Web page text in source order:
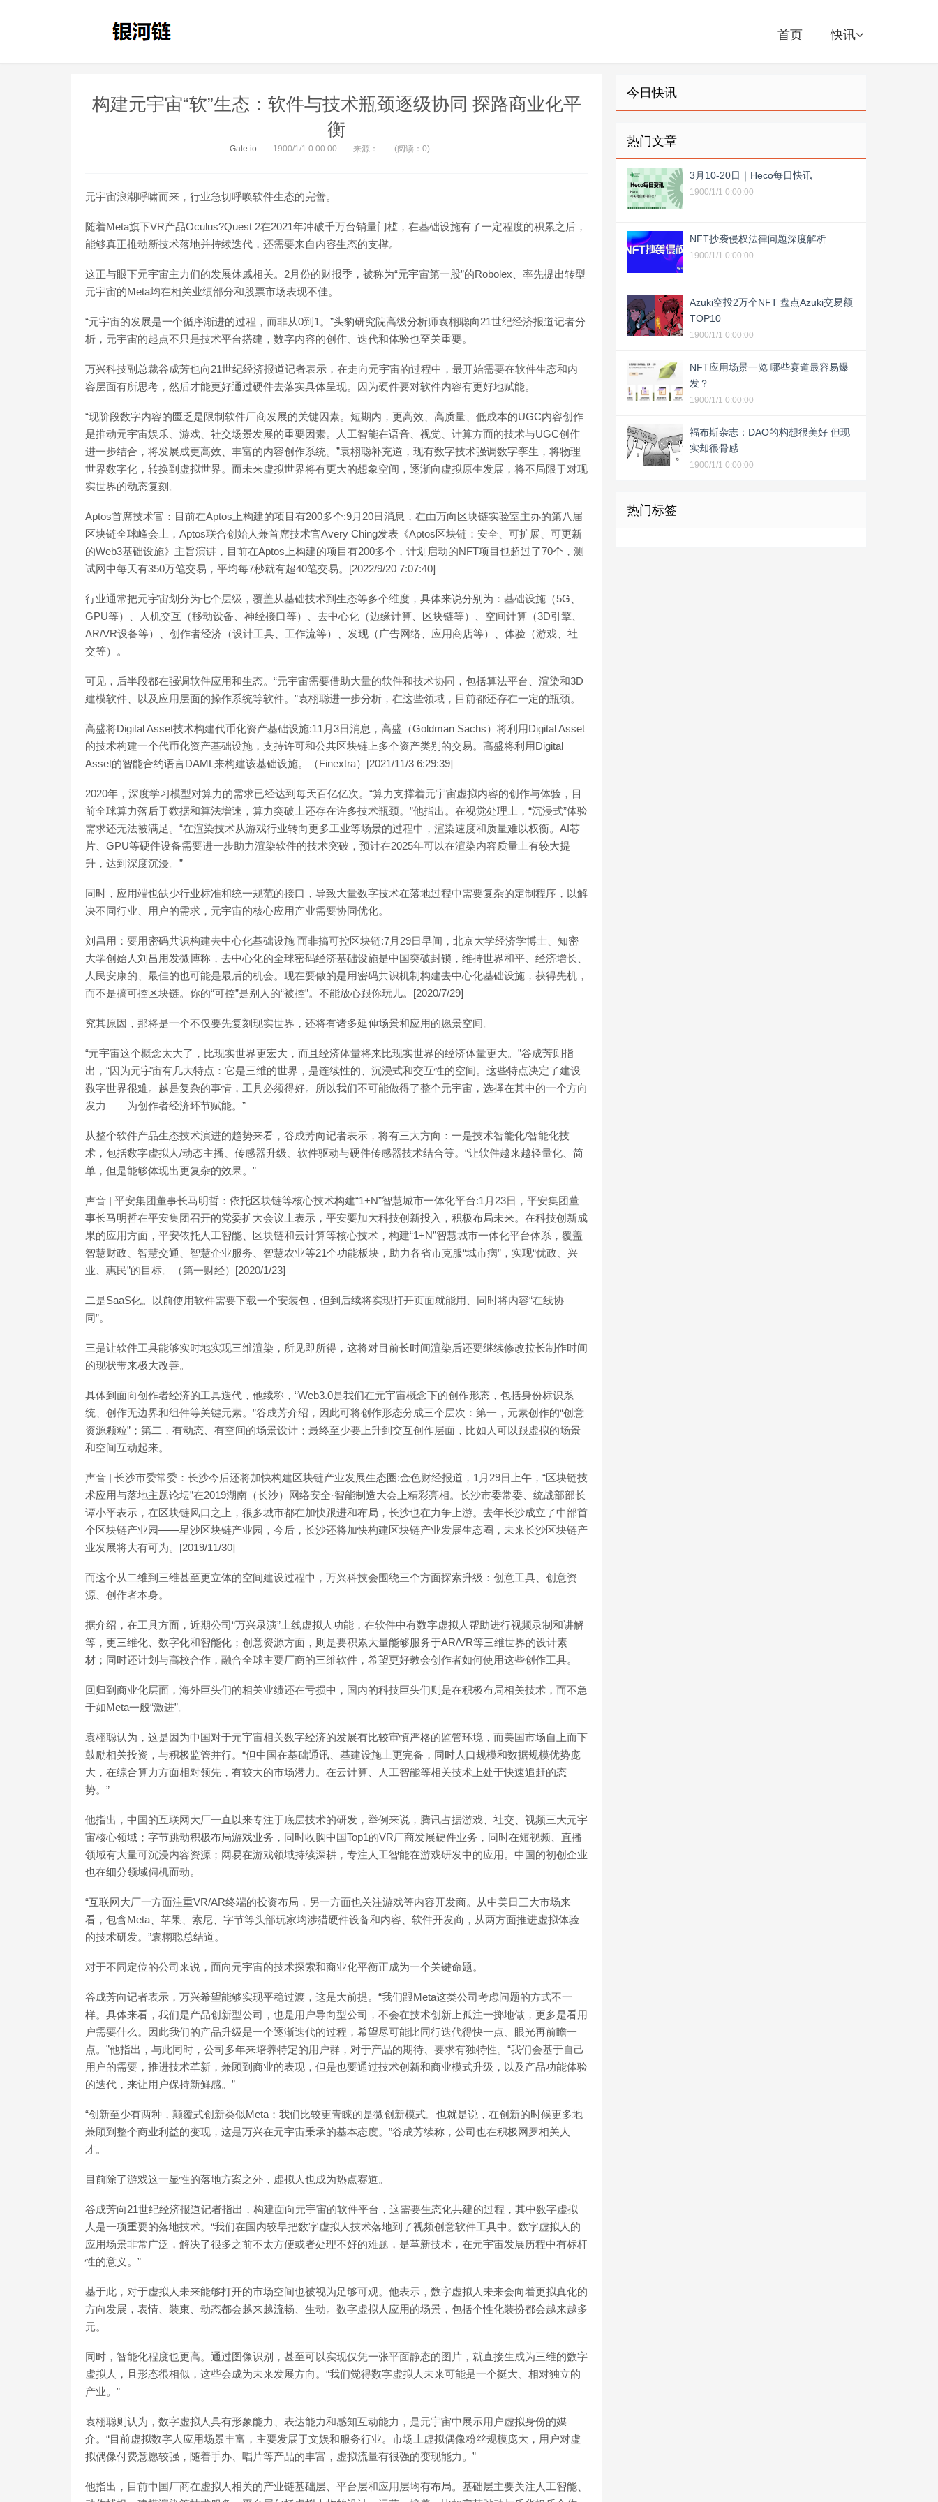
首页 快讯
构建元宇宙“软”生态：软件与技术瓶颈逐级协同 探路商业化平
衡
Gate.io 1900/1/1 0:00:00 来源： (阅读：0)
元宇宙浪潮呼啸而来，行业急切呼唤软件生态的完善。
随着Meta旗下VR产品Oculus?Quest 2在2021年冲破千万台销量门槛，在基础设施有了一定程度的积累之后，
能够真正推动新技术落地并持续迭代，还需要来自内容生态的支撑。
这正与眼下元宇宙主力们的发展休戚相关。2月份的财报季，被称为“元宇宙第一股”的Robolex、率先提出转型
元宇宙的Meta均在相关业绩部分和股票市场表现不佳。
“元宇宙的发展是一个循序渐进的过程，而非从0到1。”头豹研究院高级分析师袁栩聪向21世纪经济报道记者分
析，元宇宙的起点不只是技术平台搭建，数字内容的创作、迭代和体验也至关重要。
万兴科技副总裁谷成芳也向21世纪经济报道记者表示，在走向元宇宙的过程中，最开始需要在软件生态和内
容层面有所思考，然后才能更好通过硬件去落实具体呈现。因为硬件要对软件内容有更好地赋能。
“现阶段数字内容的匮乏是限制软件厂商发展的关键因素。短期内，更高效、高质量、低成本的UGC内容创作
是推动元宇宙娱乐、游戏、社交场景发展的重要因素。人工智能在语音、视觉、计算方面的技术与UGC创作
进一步结合，将发展成更高效、丰富的内容创作系统。”袁栩聪补充道，现有数字技术强调数字孪生，将物理
世界数字化，转换到虚拟世界。而未来虚拟世界将有更大的想象空间，逐渐向虚拟原生发展，将不局限于对现
实世界的动态复刻。
Aptos首席技术官：目前在Aptos上构建的项目有200多个:9月20日消息，在由万向区块链实验室主办的第八届
区块链全球峰会上，Aptos联合创始人兼首席技术官Avery Ching发表《Aptos区块链：安全、可扩展、可更新
的Web3基础设施》主旨演讲，目前在Aptos上构建的项目有200多个，计划启动的NFT项目也超过了70个，测
试网中每天有350万笔交易，平均每7秒就有超40笔交易。[2022/9/20 7:07:40]
行业通常把元宇宙划分为七个层级，覆盖从基础技术到生态等多个维度，具体来说分别为：基础设施（5G、
GPU等）、人机交互（移动设备、神经接口等）、去中心化（边缘计算、区块链等）、空间计算（3D引擎、
AR/VR设备等）、创作者经济（设计工具、工作流等）、发现（广告网络、应用商店等）、体验（游戏、社
交等）。
可见，后半段都在强调软件应用和生态。“元宇宙需要借助大量的软件和技术协同，包括算法平台、渲染和3D
建模软件、以及应用层面的操作系统等软件。”袁栩聪进一步分析，在这些领域，目前都还存在一定的瓶颈。
高盛将Digital Asset技术构建代币化资产基础设施:11月3日消息，高盛（Goldman Sachs）将利用Digital Asset
的技术构建一个代币化资产基础设施，支持许可和公共区块链上多个资产类别的交易。高盛将利用Digital
Asset的智能合约语言DAML来构建该基础设施。（Finextra）[2021/11/3 6:29:39]
2020年，深度学习模型对算力的需求已经达到每天百亿亿次。“算力支撑着元宇宙虚拟内容的创作与体验，目
前全球算力落后于数据和算法增速，算力突破上还存在许多技术瓶颈。”他指出。在视觉处理上，“沉浸式”体验
需求还无法被满足。“在渲染技术从游戏行业转向更多工业等场景的过程中，渲染速度和质量难以权衡。AI芯
片、GPU等硬件设备需要进一步助力渲染软件的技术突破，预计在2025年可以在渲染内容质量上有较大提
升，达到深度沉浸。”
同时，应用端也缺少行业标准和统一规范的接口，导致大量数字技术在落地过程中需要复杂的定制程序，以解
决不同行业、用户的需求，元宇宙的核心应用产业需要协同优化。
刘昌用：要用密码共识构建去中心化基础设施 而非搞可控区块链:7月29日早间，北京大学经济学博士、知密
大学创始人刘昌用发微博称，去中心化的全球密码经济基础设施是中国突破封锁，维持世界和平、经济增长、
人民安康的、最佳的也可能是最后的机会。现在要做的是用密码共识机制构建去中心化基础设施，获得先机，
而不是搞可控区块链。你的“可控”是别人的“被控”。不能放心跟你玩儿。[2020/7/29]
究其原因，那将是一个不仅要先复刻现实世界，还将有诸多延伸场景和应用的愿景空间。
“元宇宙这个概念太大了，比现实世界更宏大，而且经济体量将来比现实世界的经济体量更大。”谷成芳则指
出，“因为元宇宙有几大特点：它是三维的世界，是连续性的、沉浸式和交互性的空间。这些特点决定了建设
数字世界很难。越是复杂的事情，工具必须得好。所以我们不可能做得了整个元宇宙，选择在其中的一个方向
发力——为创作者经济环节赋能。”
从整个软件产品生态技术演进的趋势来看，谷成芳向记者表示，将有三大方向：一是技术智能化/智能化技
术，包括数字虚拟人/动态主播、传感器升级、软件驱动与硬件传感器技术结合等。“让软件越来越轻量化、简
单，但是能够体现出更复杂的效果。”
声音 | 平安集团董事长马明哲：依托区块链等核心技术构建“1+N”智慧城市一体化平台:1月23日，平安集团董
事长马明哲在平安集团召开的党委扩大会议上表示，平安要加大科技创新投入，积极布局未来。在科技创新成
果的应用方面，平安依托人工智能、区块链和云计算等核心技术，构建“1+N”智慧城市一体化平台体系，覆盖
智慧财政、智慧交通、智慧企业服务、智慧农业等21个功能板块，助力各省市克服“城市病”，实现“优政、兴
业、惠民”的目标。（第一财经）[2020/1/23]
二是SaaS化。以前使用软件需要下载一个安装包，但到后续将实现打开页面就能用、同时将内容“在线协
同”。
三是让软件工具能够实时地实现三维渲染，所见即所得，这将对目前长时间渲染后还要继续修改拉长制作时间
的现状带来极大改善。
具体到面向创作者经济的工具迭代，他续称，“Web3.0是我们在元宇宙概念下的创作形态，包括身份标识系
统、创作无边界和组件等关键元素。”谷成芳介绍，因此可将创作形态分成三个层次：第一，元素创作的“创意
资源颗粒”；第二，有动态、有空间的场景设计；最终至少要上升到交互创作层面，比如人可以跟虚拟的场景
和空间互动起来。
声音 | 长沙市委常委：长沙今后还将加快构建区块链产业发展生态圈:金色财经报道，1月29日上午，“区块链技
术应用与落地主题论坛”在2019湖南（长沙）网络安全·智能制造大会上精彩亮相。长沙市委常委、统战部部长
谭小平表示，在区块链风口之上，很多城市都在加快跟进和布局，长沙也在力争上游。去年长沙成立了中部首
个区块链产业园——星沙区块链产业园，今后，长沙还将加快构建区块链产业发展生态圈，未来长沙区块链产
业发展将大有可为。[2019/11/30]
而这个从二维到三维甚至更立体的空间建设过程中，万兴科技会围绕三个方面探索升级：创意工具、创意资
源、创作者本身。
据介绍，在工具方面，近期公司“万兴录演”上线虚拟人功能，在软件中有数字虚拟人帮助进行视频录制和讲解
等，更三维化、数字化和智能化；创意资源方面，则是要积累大量能够服务于AR/VR等三维世界的设计素
材；同时还计划与高校合作，融合全球主要厂商的三维软件，希望更好教会创作者如何使用这些创作工具。
回归到商业化层面，海外巨头们的相关业绩还在亏损中，国内的科技巨头们则是在积极布局相关技术，而不急
于如Meta一般“激进”。
袁栩聪认为，这是因为中国对于元宇宙相关数字经济的发展有比较审慎严格的监管环境，而美国市场自上而下
鼓励相关投资，与积极监管并行。“但中国在基础通讯、基建设施上更完备，同时人口规模和数据规模优势庞
大，在综合算力方面相对领先，有较大的市场潜力。在云计算、人工智能等相关技术上处于快速追赶的态
势。”
他指出，中国的互联网大厂一直以来专注于底层技术的研发，举例来说，腾讯占据游戏、社交、视频三大元宇
宙核心领域；字节跳动积极布局游戏业务，同时收购中国Top1的VR厂商发展硬件业务，同时在短视频、直播
领域有大量可沉浸内容资源；网易在游戏领域持续深耕，专注人工智能在游戏研发中的应用。中国的初创企业
也在细分领域伺机而动。
“互联网大厂一方面注重VR/AR终端的投资布局，另一方面也关注游戏等内容开发商。从中美日三大市场来
看，包含Meta、苹果、索尼、字节等头部玩家均涉猎硬件设备和内容、软件开发商，从两方面推进虚拟体验
的技术研发。”袁栩聪总结道。
对于不同定位的公司来说，面向元宇宙的技术探索和商业化平衡正成为一个关键命题。
谷成芳向记者表示，万兴希望能够实现平稳过渡，这是大前提。“我们跟Meta这类公司考虑问题的方式不一
样。具体来看，我们是产品创新型公司，也是用户导向型公司，不会在技术创新上孤注一掷地做，更多是看用
户需要什么。因此我们的产品升级是一个逐渐迭代的过程，希望尽可能比同行迭代得快一点、眼光再前瞻一
点。”他指出，与此同时，公司多年来培养特定的用户群，对于产品的期待、要求有独特性。“我们会基于自己
用户的需要，推进技术革新，兼顾到商业的表现，但是也要通过技术创新和商业模式升级，以及产品功能体验
的迭代，来让用户保持新鲜感。”
“创新至少有两种，颠覆式创新类似Meta；我们比较更青睐的是微创新模式。也就是说，在创新的时候更多地
兼顾到整个商业利益的变现，这是万兴在元宇宙秉承的基本态度。”谷成芳续称，公司也在积极网罗相关人
才。
目前除了游戏这一显性的落地方案之外，虚拟人也成为热点赛道。
谷成芳向21世纪经济报道记者指出，构建面向元宇宙的软件平台，这需要生态化共建的过程，其中数字虚拟
人是一项重要的落地技术。“我们在国内较早把数字虚拟人技术落地到了视频创意软件工具中。数字虚拟人的
应用场景非常广泛，解决了很多之前不太方便或者处理不好的难题，是革新技术，在元宇宙发展历程中有标杆
性的意义。”
基于此，对于虚拟人未来能够打开的市场空间也被视为足够可观。他表示，数字虚拟人未来会向着更拟真化的
方向发展，表情、装束、动态都会越来越流畅、生动。数字虚拟人应用的场景，包括个性化装扮都会越来越多
元。
同时，智能化程度也更高。通过图像识别，甚至可以实现仅凭一张平面静态的图片，就直接生成为三维的数字
虚拟人，且形态很相似，这些会成为未来发展方向。“我们觉得数字虚拟人未来可能是一个挺大、相对独立的
产业。”
袁栩聪则认为，数字虚拟人具有形象能力、表达能力和感知互动能力，是元宇宙中展示用户虚拟身份的媒
介。“目前虚拟数字人应用场景丰富，主要发展于文娱和服务行业。市场上虚拟偶像粉丝规模庞大，用户对虚
拟偶像付费意愿较强，随着手办、唱片等产品的丰富，虚拟流量有很强的变现能力。”
他指出，目前中国厂商在虚拟人相关的产业链基础层、平台层和应用层均有布局。基础层主要关注人工智能、
今日快讯
热门文章
3月10-20日｜Heco每日快讯
1900/1/1 0:00:00
NFT抄袭侵权法律问题深度解析
1900/1/1 0:00:00
Azuki空投2万个NFT 盘点Azuki交易额
TOP10
1900/1/1 0:00:00
NFT应用场景一览 哪些赛道最容易爆
发？
1900/1/1 0:00:00
福布斯杂志：DAO的构想很美好 但现
实却很骨感
1900/1/1 0:00:00
热门标签